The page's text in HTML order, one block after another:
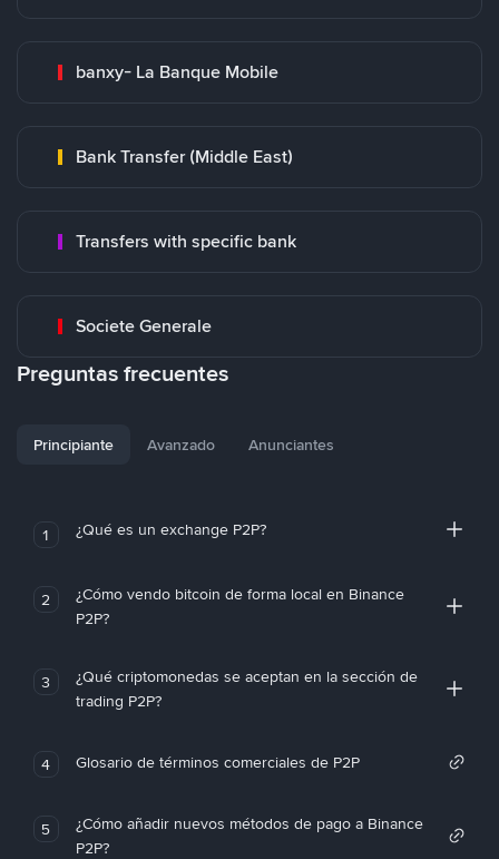
banxy- La Banque Mobile
Bank Transfer (Middle East)
Transfers with specific bank
Societe Generale
Preguntas frecuentes
Principiante Avanzado Anunciantes
1 ¿Qué es un exchange P2P?
2
¿Cómo vendo bitcoin de forma local en Binance
P2P?
3
¿Qué criptomonedas se aceptan en la sección de
trading P2P?
4 Glosario de términos comerciales de P2P
5
¿Cómo añadir nuevos métodos de pago a Binance
P2P?